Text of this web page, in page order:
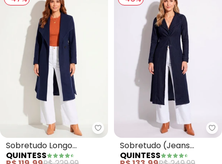
Quintess - Sobretudo Longo
Sobretudo Longo
(Marinho) com Bolsos
QUINTESS
Sobretudo (Jeans
Escuro) com Gola e
QUINTESS